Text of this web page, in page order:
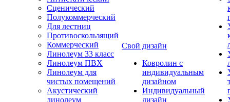
Сценический
Полукоммерческий
Для лестниц
Противоскользящий
Коммерческий
Линолеум 33 класс
Линолеум ПВХ
Линолеум для
чистых помещений
Акустический
линолеум
Свой дизайн
Ковролин с
индивидуальным
дизайном
Индивидуальный
дизайн